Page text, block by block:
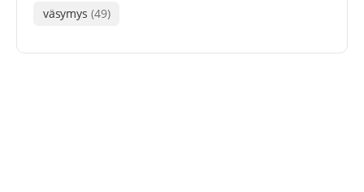
väsymys (49)